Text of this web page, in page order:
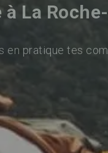
La
en pratique tes